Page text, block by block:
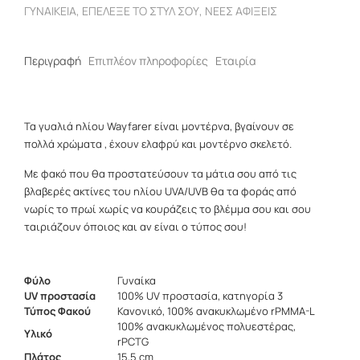
ποσότητα
ΓΥΝΑΙΚΕΊΑ, ΕΠΈΛΕΞΕ ΤΟ ΣΤΥΛ ΣΟΥ, ΝΈΕΣ ΑΦΊΞΕΙΣ
Περιγραφή Επιπλέον πληροφορίες Εταιρία
Τα γυαλιά ηλίου Wayfarer είναι μοντέρνα, βγαίνουν σε
πολλά χρώματα , έχουν ελαφρύ και μοντέρνο σκελετό.
Με φακό που θα προστατεύσουν τα μάτια σου από τις
βλαβερές ακτίνες του ηλίου UVA/UVB θα τα φοράς από
νωρίς το πρωί χωρίς να κουράζεις το βλέμμα σου και σου
ταιριάζουν όποιος και αν είναι ο τύπος σου!
Φύλο
Γυναίκα
UV προστασία
100% UV προστασία, κατηγορία 3
Τύπος Φακού
Κανονικό, 100% ανακυκλωμένο rPMMA-L
Υλικό
100% ανακυκλωμένος πολυεστέρας,
rPCTG
Πλάτος
15,5 cm